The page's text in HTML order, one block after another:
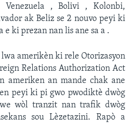
Venezuela , Bolivi , Kolonbi,
ak Beliz se 2 nouvo peyi ki
e ki prezan nan lis ane sa a .
lwa amerikèn ki rele Otorizasyon
Relations Authorization Act
ameriken an mande chak ane
peyi ki pi gwo pwodiktè dwòg
wòl tranzit nan trafik dwòg
sou Lèzetazini. Rapò a